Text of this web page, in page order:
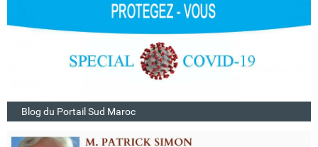
Blog du Portail Sud Maroc